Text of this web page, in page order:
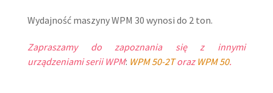
Wydajność maszyny WPM 30 wynosi do 2 ton.
Zapraszamy do zapoznania się z innymi
urządzeniami serii WPM: WPM 50-2Toraz WPM 50.